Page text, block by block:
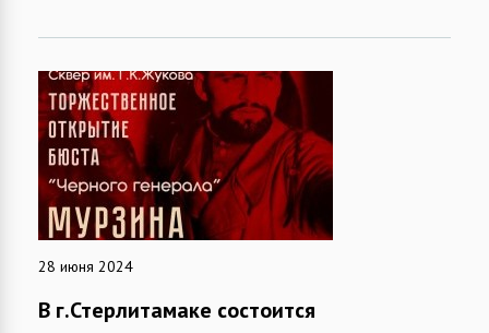
28 июня 2024
В г.Стерлитамаке состоится